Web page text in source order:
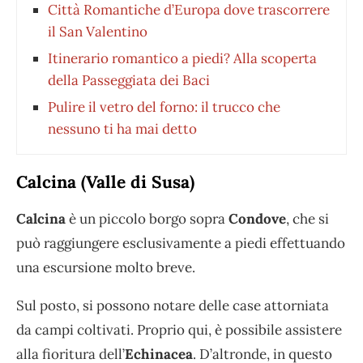
Città Romantiche d’Europa dove trascorrere
il San Valentino
Itinerario romantico a piedi? Alla scoperta
della Passeggiata dei Baci
Pulire il vetro del forno: il trucco che
nessuno ti ha mai detto
Calcina (Valle di Susa)
Calcinaè un piccolo borgo sopraCondove, che si
può raggiungere esclusivamente a piedi effettuando
una escursione molto breve.
Sul posto, si possono notare delle case attorniata
da campi coltivati. Proprio qui, è possibile assistere
alla fioritura dell’Echinacea. D’altronde, in questo